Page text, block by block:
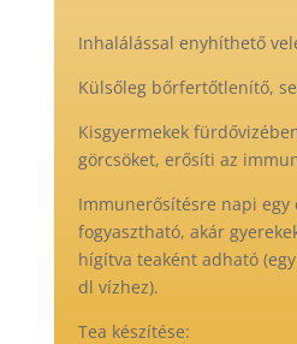
Inhalálással enyhíthető
Külsőleg bőrfertőtlenítő,
Kisgyermekek
görcsöket, erősíti az
Immunerősítésre napi egy
fogyasztható, akár
hígítva teaként adható
dl vízhez).
Tea készítése: